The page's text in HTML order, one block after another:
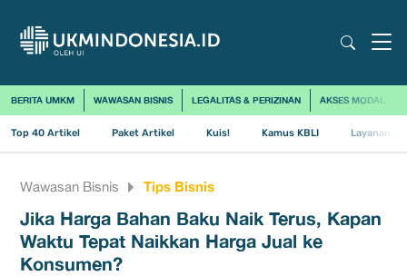
BERITA UMKM WAWASAN BISNIS LEGALITAS & PERIZINAN AKSES MODAL
Top 40 Artikel Paket Artikel Kuis! Kamus KBLI Layanan
Wawasan Bisnis Tips Bisnis
Jika Harga Bahan Baku Naik Terus, Kapan
Waktu Tepat Naikkan Harga Jual ke
Konsumen?